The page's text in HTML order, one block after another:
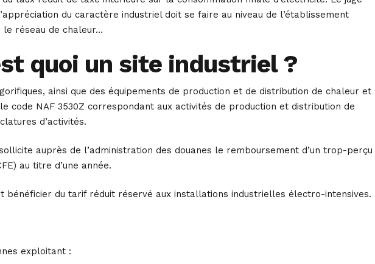
du caractère industriel doit se faire au niveau de l’établissement
réseau de chaleur…
quoi un site industriel ?
ainsi que des équipements de production et de distribution de chaleur et
code NAF 3530Z correspondant aux activités de production et distribution de
d’activités.
auprès de l’administration des douanes le remboursement d’un trop-perçu
au titre d’une année.
du tarif réduit réservé aux installations industrielles électro-intensives.
exploitant :